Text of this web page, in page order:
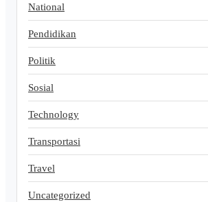
National
Pendidikan
Politik
Sosial
Technology
Transportasi
Travel
Uncategorized